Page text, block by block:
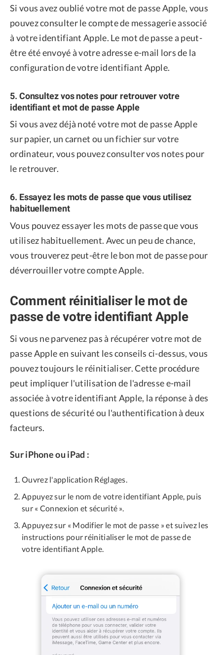
Si vous avez oublié votre mot de passe Apple, vous
pouvez consulter le compte de messagerie associé
à votre identifiant Apple. Le mot de passe a peut-
être été envoyé à votre adresse e-mail lors de la
configuration de votre identifiant Apple.
5. Consultez vos notes pour retrouver votre
identifiant et mot de passe Apple
Si vous avez déjà noté votre mot de passe Apple
sur papier, un carnet ou un fichier sur votre
ordinateur, vous pouvez consulter vos notes pour
le retrouver.
6. Essayez les mots de passe que vous utilisez
habituellement
Vous pouvez essayer les mots de passe que vous
utilisez habituellement. Avec un peu de chance,
vous trouverez peut-être le bon mot de passe pour
déverrouiller votre compte Apple.
Comment réinitialiser le mot de
passe de votre identifiant Apple
Si vous ne parvenez pas à récupérer votre mot de
passe Apple en suivant les conseils ci-dessus, vous
pouvez toujours le réinitialiser. Cette procédure
peut impliquer l'utilisation de l'adresse e-mail
associée à votre identifiant Apple, la réponse à des
questions de sécurité ou l'authentification à deux
facteurs.
Sur iPhone ou iPad :
Ouvrez l'application Réglages.
Appuyez sur le nom de votre identifiant Apple, puis
sur « Connexion et sécurité ».
Appuyez sur « Modifier le mot de passe » et suivez les
instructions pour réinitialiser le mot de passe de
votre identifiant Apple.